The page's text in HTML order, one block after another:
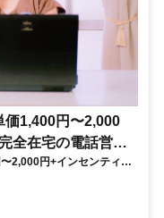
価1,400円〜2,000
全在宅の電話営業
2,000円+インセンティブ
の電話営業で家庭と仕事の